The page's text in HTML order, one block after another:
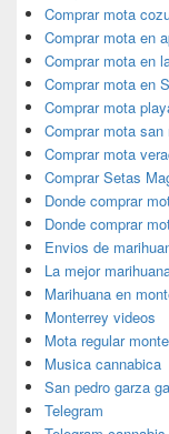
Comprar mota
Comprar mota en
Comprar mota en
Comprar mota en
Comprar mota
Comprar mota
Comprar mota
Comprar Setas
Donde comprar
Donde comprar
Envios de
La mejor
Marihuana en
Monterrey videos
Mota regular
Musica cannabica
San pedro garza
Telegram